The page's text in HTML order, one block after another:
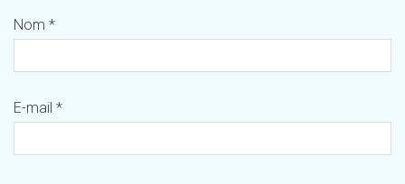
Nom *
E-mail *